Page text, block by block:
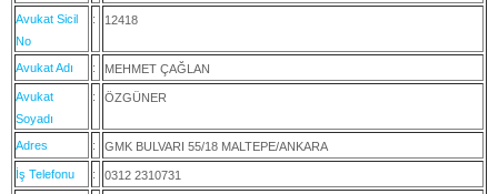
Avukat Sicil
No
: 12418
Avukat Adı : MEHMET ÇAĞLAN
Avukat
Soyadı
: ÖZGÜNER
Adres : GMK BULVARI 55/18 MALTEPE/ANKARA
İş Telefonu : 0312 2310731